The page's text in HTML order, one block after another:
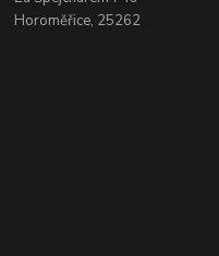
Horoměřice, 25262